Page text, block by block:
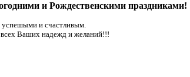
и Рождественскими праздниками!
успешыми и счастливым.
Ваших надежд и желаний!!!